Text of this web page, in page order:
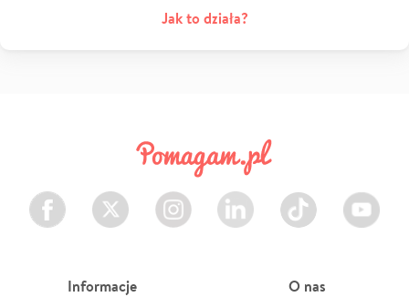
Jak to działa?
Facebook Twitter Instagram LinkedIn TikTok Youtube
Informacje O nas